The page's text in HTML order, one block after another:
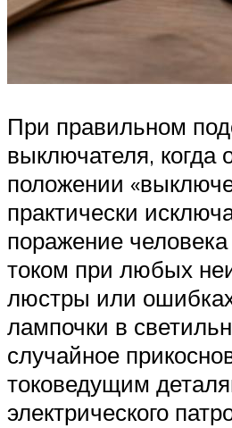
При правильном
выключателя, когда
положении
практически
поражение
током при любых
люстры или
лампочки в
случайное
токоведущим
электрического